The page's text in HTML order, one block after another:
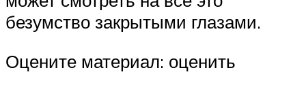
безумство закрытыми глазами.
Оцените материал: оценить